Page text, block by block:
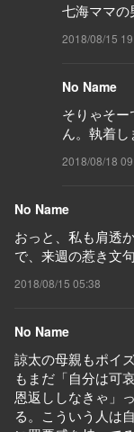
七海ママ
2018/08/15
No Name
そりゃそ
ん。執着し
2018/08/18
No Name
おっと、私も肩透
で、来週の惹き文
2018/08/15 05:38
No Name
諒太の母親もポイ
もまだ「自分は可
恩返ししなきゃ」
る。こういう人は